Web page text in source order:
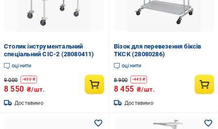
Столик інструментальний
спеціальний СІС-2 (28080411)
оцінити
9 000 -450₴
8 550 ₴/шт.
Доставимо
Візок для перевезення біксів
ТКСК (28080286)
оцінити
8 900 -445₴
8 455 ₴/шт.
Доставимо